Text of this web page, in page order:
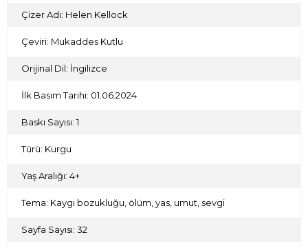
Çizer Adı: Helen Kellock
Çeviri: Mukaddes Kutlu
Orijinal Dil: İngilizce
İlk Basım Tarihi: 01.06.2024
Baskı Sayısı: 1
Türü: Kurgu
Yaş Aralığı: 4+
Tema: Kaygı bozukluğu, ölüm, yas, umut, sevgi
Sayfa Sayısı: 32